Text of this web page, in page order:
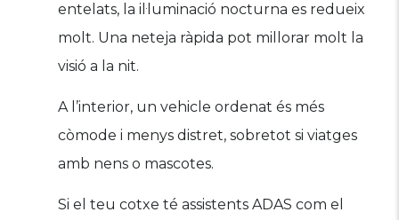
entelats, la il·luminació nocturna es redueix
molt. Una neteja ràpida pot millorar molt la
visió a la nit.
A l’interior, un vehicle ordenat és més
còmode i menys distret, sobretot si viatges
amb nens o mascotes.
Si el teu cotxe té assistents ADAS com el